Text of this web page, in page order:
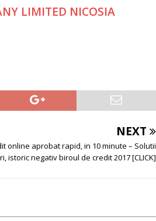
LIMITED NICOSIA
NEXT
online aprobat rapid, in 10 minute – Solutii
istoric negativ biroul de credit 2017 [CLICK]